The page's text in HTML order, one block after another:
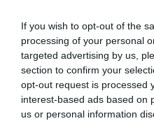
If you wish to opt-out of the
processing of your personal
targeted advertising by us,
section to confirm your
opt-out request is processed
interest-based ads based on
us or personal information
Anderlecht
14.05.2026 15:17 di
Romelu Lukaku, dopo essere
tribuna per assistere alla finale